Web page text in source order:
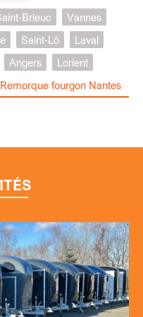
Brieuc
Vannes
Saint-Lô
Laval
Angers
Lorient
Remorque fourgon Nantes